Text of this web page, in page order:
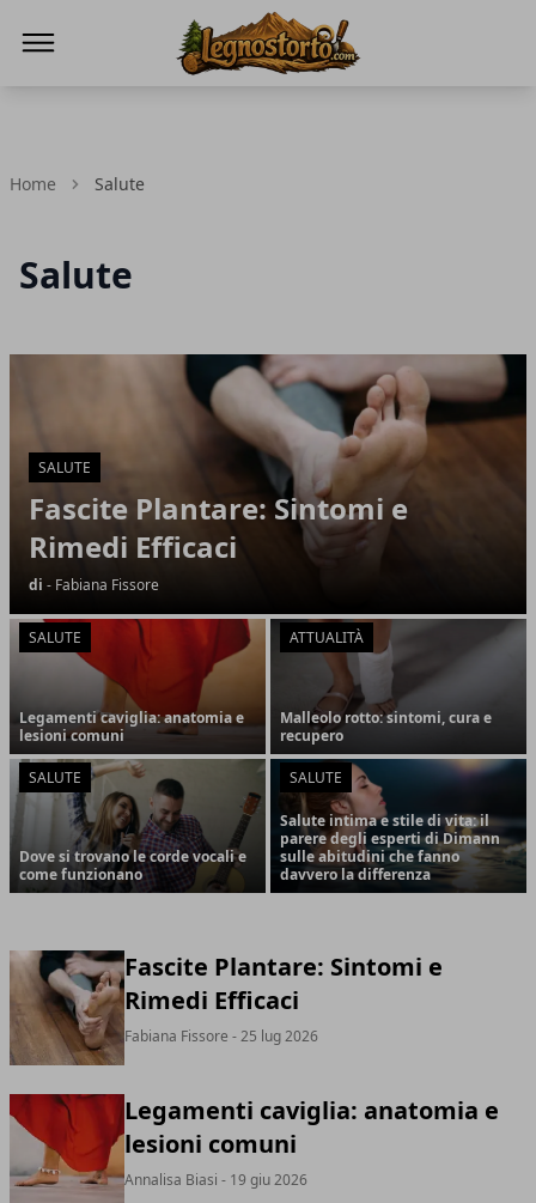
Home Salute
Salute
SALUTE
Fascite Plantare: Sintomi e
Rimedi Efficaci
di - Fabiana Fissore
SALUTE
Legamenti caviglia: anatomia e
lesioni comuni
ATTUALITÀ
Malleolo rotto: sintomi, cura e
recupero
SALUTE
Dove si trovano le corde vocali e
come funzionano
SALUTE
Salute intima e stile di vita: il
parere degli esperti di Dimann
sulle abitudini che fanno
davvero la differenza
Fascite Plantare: Sintomi e
Rimedi Efficaci
Fabiana Fissore - 25 lug 2026
Legamenti caviglia: anatomia e
lesioni comuni
Annalisa Biasi - 19 giu 2026